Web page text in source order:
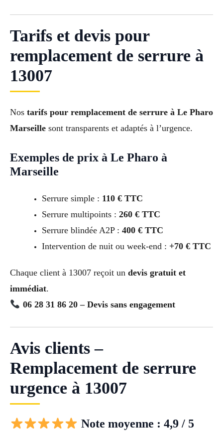
Tarifs et devis pour
remplacement de serrure à
13007
Nos tarifs pour remplacement de serrure à Le Pharo
Marseille sont transparents et adaptés à l’urgence.
Exemples de prix à Le Pharo à
Marseille
Serrure simple : 110 € TTC
Serrure multipoints : 260 € TTC
Serrure blindée A2P : 400 € TTC
Intervention de nuit ou week-end : +70 € TTC
Chaque client à 13007 reçoit un devis gratuit et
immédiat.
06 28 31 86 20 – Devis sans engagement
Avis clients –
Remplacement de serrure
urgence à 13007
Note moyenne : 4,9 / 5